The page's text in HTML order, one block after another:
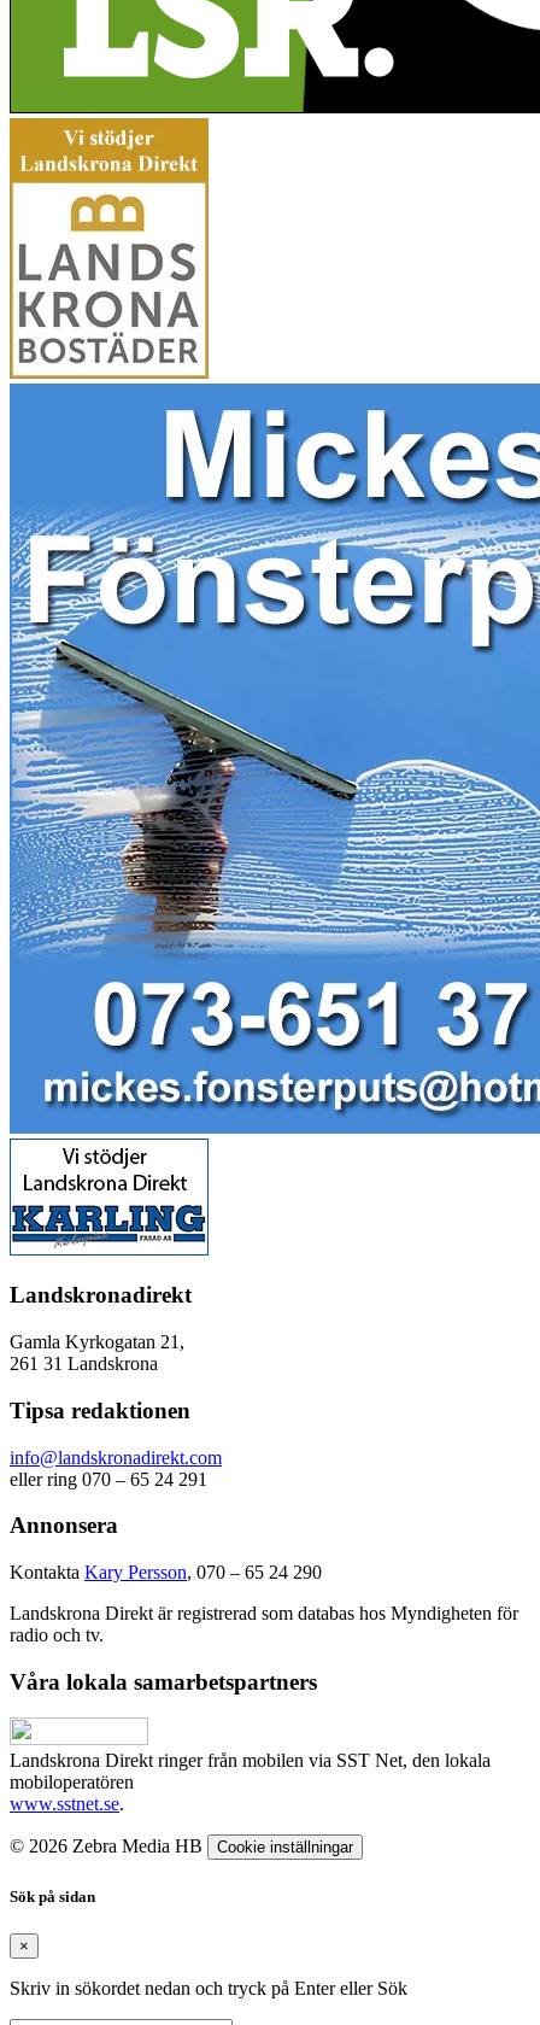
Landskronadirekt
Gamla Kyrkogatan 21,
261 31 Landskrona
Tipsa redaktionen
info@landskronadirekt.com
eller ring 070 – 65 24 291
Annonsera
Kontakta Kary Persson, 070 – 65 24 290
Landskrona Direkt är registrerad som databas hos Myndigheten för
radio och tv.
Våra lokala samarbetspartners
Landskrona Direkt ringer från mobilen via SST Net, den lokala
mobiloperatören
www.sstnet.se.
© 2026 Zebra Media HB Cookie inställningar
Sök på sidan
×
Skriv in sökordet nedan och tryck på Enter eller Sök